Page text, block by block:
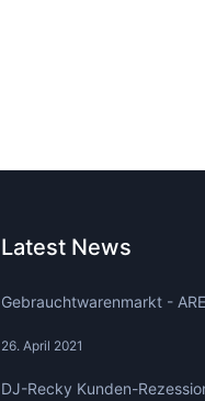
Latest News
Gebrauchtwarenmarkt -
26. April 2021
DJ-Recky Kunden-